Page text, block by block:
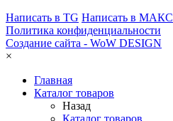
Написать в TG Написать в МАКС
Политика конфиденциальности
Создание сайта - WoW DESIGN
×
Главная
Каталог товаров
Назад
Каталог товаров